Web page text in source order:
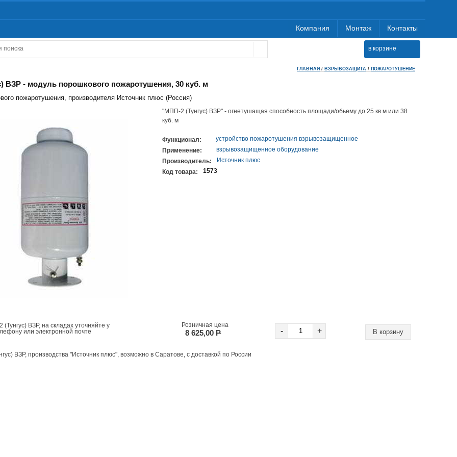
Контакты
Монтаж
Компания
в корзине
ГЛАВНАЯ / ВЗРЫВОЗАЩИТА / ПОЖАРОТУШЕНИЕ
ВЗР - модуль порошкового пожаротушения, 30 куб. м
пожаротушения, производителя Источник плюс (Россия)
"МПП-2 (Тунгус) ВЗР" - огнетушащая способность площади/обьему до 25 кв.м или 38
куб. м
Функционал:
устройство пожаротушения взрывозащищенное
Применение:
взрывозащищенное оборудование
Производитель:
Источник плюс
Код товара:
1573
ВЗР, на складах уточняйте у
или электронной почте
Розничная цена
8 625,00P - +
ВЗР, производства "Источник плюс", возможно в Саратове, с доставкой по России